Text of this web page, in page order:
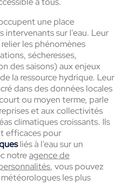
une place
intervenants sur l'eau. Leur
les phénomènes
sécheresses,
des saisons) aux enjeux
la ressource hydrique. Leur
dans des données locales
ou moyen terme, parle
et aux collectivités
climatiques croissants. Ils
efficaces pour
liés à l'eau sur un
notreagence de
, vous pouvez
les plus